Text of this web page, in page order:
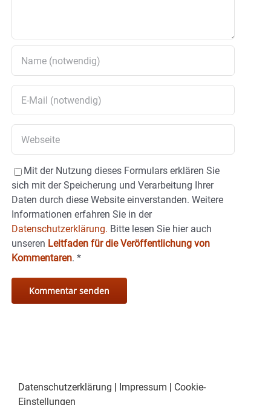
Mit der Nutzung dieses Formulars erklären Sie
sich mit der Speicherung und Verarbeitung Ihrer
Daten durch diese Website einverstanden. Weitere
Informationen erfahren Sie in der
Datenschutzerklärung. Bitte lesen Sie hier auch
unseren Leitfaden für die Veröffentlichung von
Kommentaren. *
Datenschutzerklärung Impressum
Cookie-
Einstellungen